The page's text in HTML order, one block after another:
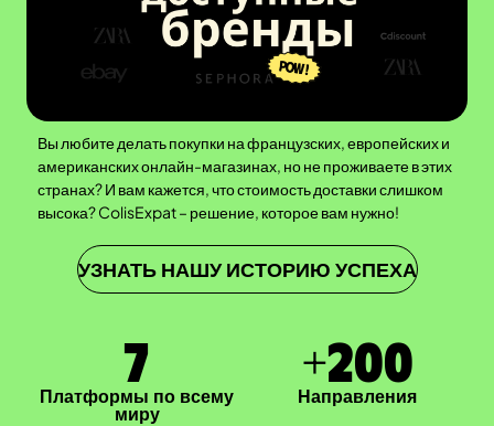
Вы любите делать покупки на французских, европейских и
американских онлайн-магазинах, но не проживаете в этих
странах? И вам кажется, что стоимость доставки слишком
высока? ColisExpat – решение, которое вам нужно!
УЗНАТЬ НАШУ ИСТОРИЮ УСПЕХА
7
Платформы по всему
миру
+200
Направления